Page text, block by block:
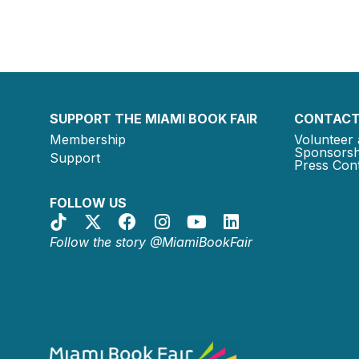
SUPPORT THE MIAMI BOOK FAIR
Membership
Support
FOLLOW US
Follow the story @MiamiBookFair
Volunteer
Press